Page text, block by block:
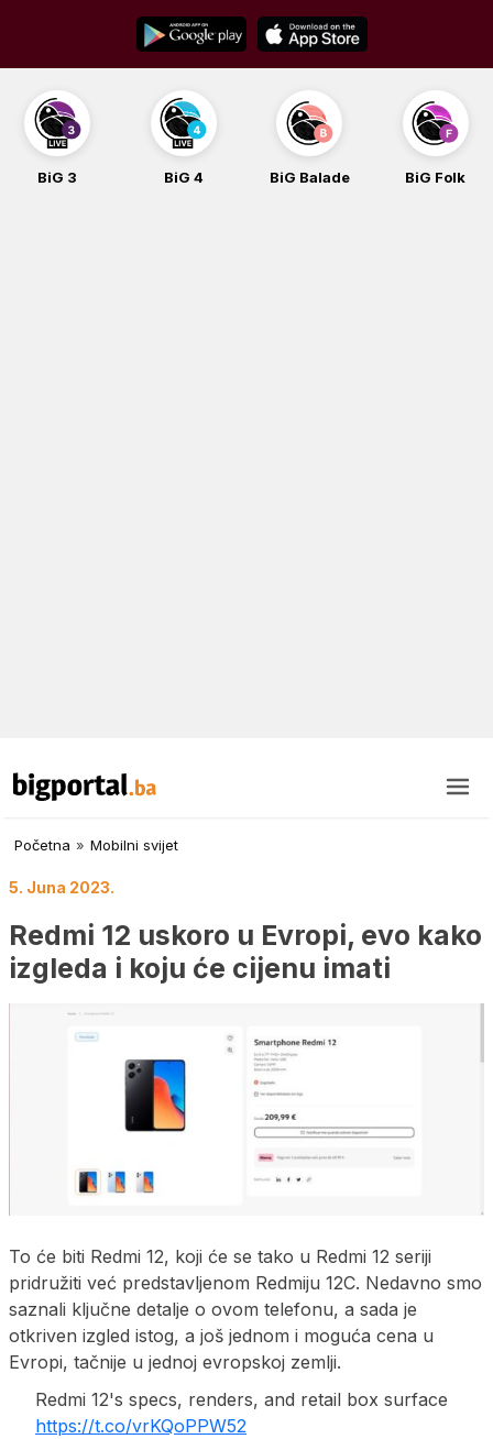
content
BiG 4 BiG Balade BiG Folk BiG iG
Početna » Mobilni svijet
5. Juna 2023.
Redmi 12 uskoro u Evropi, evo kako
izgleda i koju će cijenu imati
To će biti Redmi 12, koji će se tako u Redmi 12 seriji
pridružiti već predstavljenom Redmiju 12C. Nedavno smo
saznali ključne detalje o ovom telefonu, a sada je
otkriven izgled istog, a još jednom i moguća cena u
Evropi, tačnije u jednoj evropskoj zemlji.
Redmi 12's specs, renders, and retail box surface
https://t.co/vrKQoPPW52